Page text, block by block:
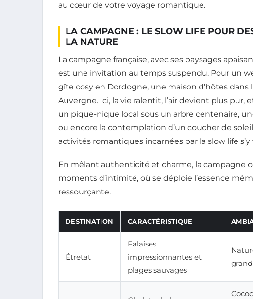
au cœur de votre voyage romantique.
LA CAMPAGNE : LE SLOW LIFE POUR
LA NATURE
La campagne française, avec ses paysages
est une invitation au temps suspendu. Pour un
gîte cosy en Dordogne, une maison d’hôtes
Auvergne. Ici, la vie ralentit, l’air devient plus pur,
un pique-nique local sous un arbre centenaire,
ou encore la contemplation d’un coucher de
activités romantiques incarnées par la slow life
En mêlant authenticité et charme, la campagne
moments d’intimité, où se déploie l’essence
ressourçante.
DESTINATION CARACTÉRISTIQUE
Étretat
Falaises
impressionnantes et
plages sauvages